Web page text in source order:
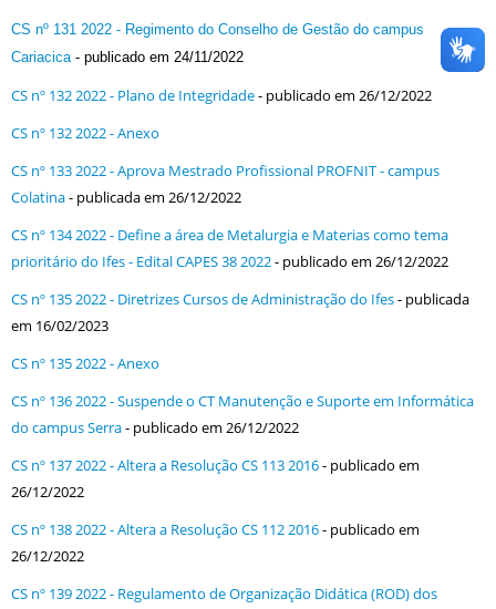
CS nº 131 2022 - Regimento do Conselho de Gestão do campus
Cariacica- publicado em 24/11/2022
CS nº 132 2022 - Plano de Integridade- publicado em 26/12/2022
CS nº 132 2022 - Anexo
CS nº 133 2022 - Aprova Mestrado Profissional PROFNIT - campus
Colatina- publicada em 26/12/2022
CS nº 134 2022 - Define a área de Metalurgia e Materias como tema
prioritário do Ifes - Edital CAPES 38 2022- publicado em 26/12/2022
CS nº 135 2022 - Diretrizes Cursos de Administração do Ifes- publicada
em 16/02/2023
CS nº 135 2022 - Anexo
CS nº 136 2022 - Suspende o CT Manutenção e Suporte em Informática
do campus Serra- publicado em 26/12/2022
CS nº 137 2022 - Altera a Resolução CS 113 2016- publicado em
26/12/2022
CS nº 138 2022 - Altera a Resolução CS 112 2016- publicado em
26/12/2022
CS nº 139 2022 - Regulamento de Organização Didática (ROD) dos